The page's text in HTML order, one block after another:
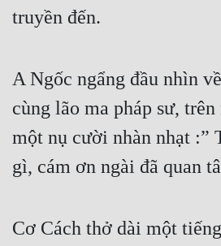
truyền đến.
A Ngốc ngẩng đầu nhìn
cùng lão ma pháp sư,
một nụ cười nhàn nhạt :”
gì, cám ơn ngài đã quan
Cơ Cách thở dài một